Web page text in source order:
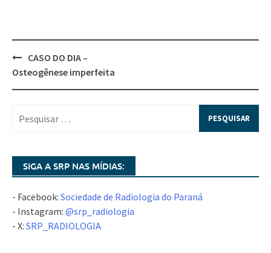
CASO DO DIA –
Osteogênese imperfeita
SIGA A SRP NAS MÍDIAS:
- Facebook: Sociedade de Radiologia do Paraná
- Instagram: @srp_radiologia
- X: SRP_RADIOLOGIA